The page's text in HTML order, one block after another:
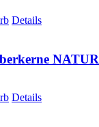
Details
NATUR
Details